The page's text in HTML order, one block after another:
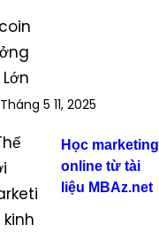
Tháng 5 11, 2025
Học marketing
online từ tài
liệu MBAz.net